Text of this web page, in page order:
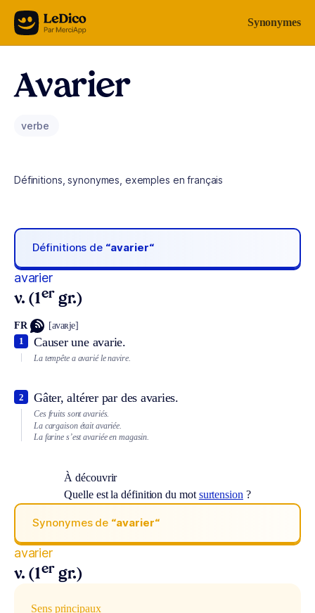
Aller au contenu Synonymes
Avarier
verbe
Définitions, synonymes, exemples en français
Définitions de “avarier“
avarier
v. (1er gr.)
FR [avaʀje]
Causer une avarie.
1
La tempête a avarié le navire.
Gâter, altérer par des avaries.
2
Ces fruits sont avariés.
La cargaison était avariée.
La farine s’est avariée en magasin.
À découvrir
Quelle est la définition du mot surtension ?
Synonymes de “avarier“
avarier
v. (1er gr.)
Sens principaux